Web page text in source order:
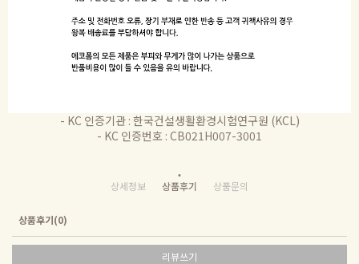
- KC 인증기관 : 한국건설생활환경시험연구원 (KCL)
- KC 인증번호 : CB021H007-3001
상세정보 상품후기 상품문의
상품후기(0)
리뷰쓰기